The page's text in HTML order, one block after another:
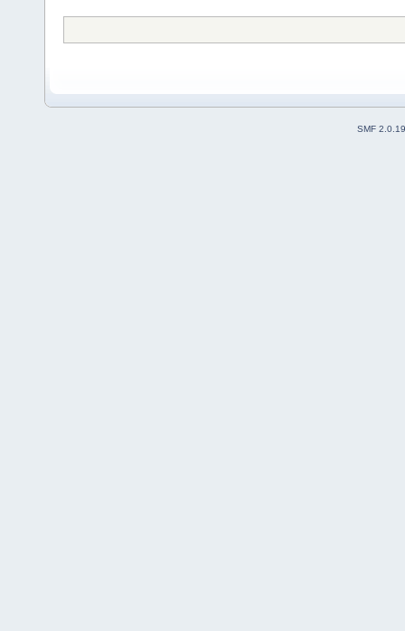
SMF 2.0.19